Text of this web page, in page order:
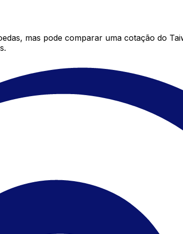
mas pode comparar uma cotação do